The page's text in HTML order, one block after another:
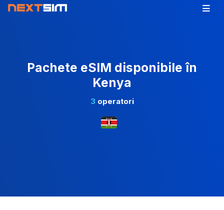
Pachete eSIM disponibile în
Kenya
3operatori